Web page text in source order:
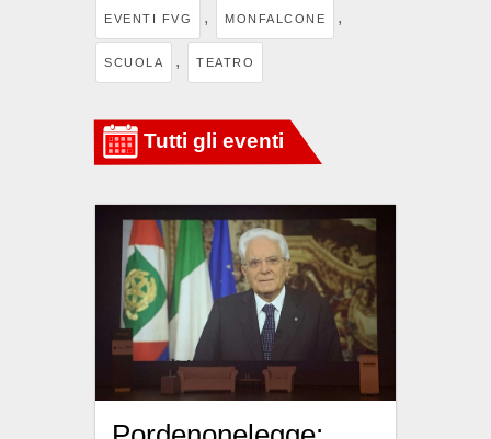
EVENTI FVG , MONFALCONE ,
SCUOLA , TEATRO